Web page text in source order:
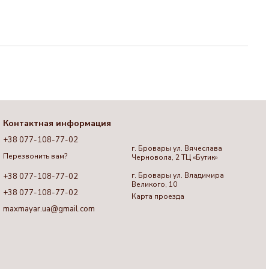
Контактная информация
+38 077-108-77-02
Перезвонить вам?
+38 077-108-77-02
+38 077-108-77-02
maxmayar.ua@gmail.com
г. Бровары ул. Вячеслава
Черновола, 2 ТЦ «Бутик»
г. Бровары ул. Владимира
Великого, 10
Карта проезда